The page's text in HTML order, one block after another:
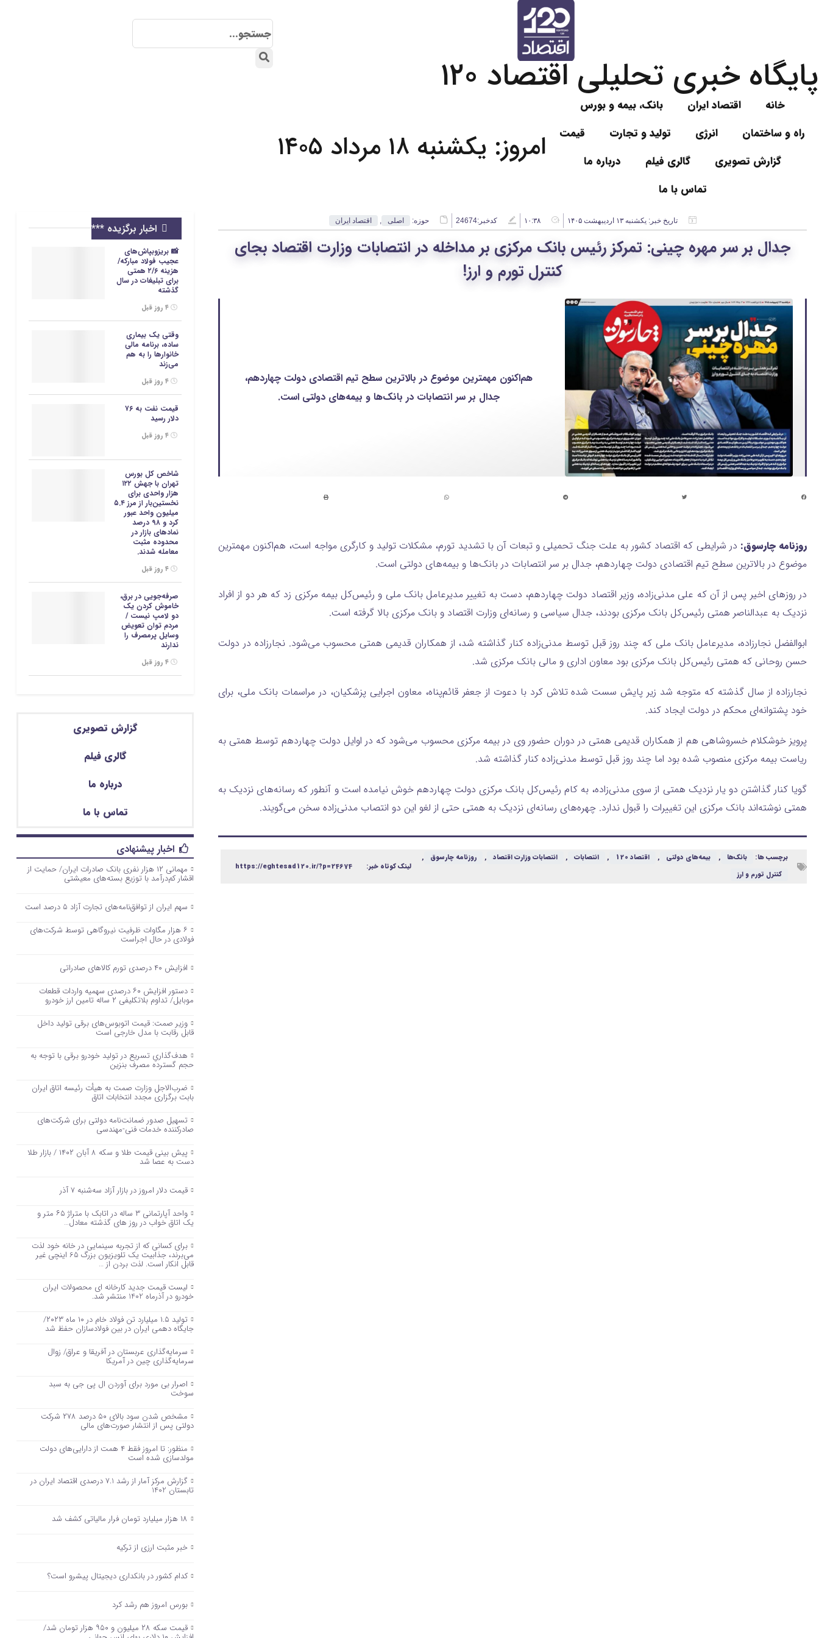
پایگاه خبری تحلیلی اقتصاد ۱۲۰
خانه اقتصاد ایران
بانک، بیمه و بورس
راه و ساختمان
انرژی تولید و تجارت
قیمت
گزارش تصویری
گالری فیلم
درباره ما
تماس با ما
امروز: یکشنبه ۱۸ مرداد ۱۴۰۵
تاریخ خبر:یکشنبه ۱۳ اردیبهشت ۱۴۰۵ ۱۰:۳۸ کدخبر:24674 حوزه: اصلی , اقتصاد ایران
جدال بر سر مهره چینی: تمرکز رئیس بانک مرکزی بر مداخله در انتصابات وزارت اقتصاد بجای
کنترل تورم و ارز!
هم‌اکنون مهمترین موضوع در بالاترین سطح تیم اقتصادی دولت چهاردهم،
جدال بر سر انتصابات در بانک‌ها و بیمه‌های دولتی است.
روزنامه چارسوق: در شرایطی که اقتصاد کشور به علت جنگ تحمیلی و تبعات آن با تشدید تورم، مشکلات تولید و کارگری مواجه است، هم‌اکنون مهمترین
موضوع در بالاترین سطح تیم اقتصادی دولت چهاردهم، جدال بر سر انتصابات در بانک‌ها و بیمه‌های دولتی است.
️در روزهای اخیر پس از آن که علی مدنی‌زاده، وزیر اقتصاد دولت چهاردهم، دست به تغییر مدیرعامل بانک ملی و رئیس‌کل بیمه مرکزی زد که هر دو از افراد
نزدیک به عبدالناصر همتی رئیس‌کل بانک مرکزی بودند، جدال سیاسی و رسانه‌ای وزارت اقتصاد و بانک مرکزی بالا گرفته است.
️ابوالفضل نجارزاده، مدیرعامل بانک ملی که چند روز قبل توسط مدنی‌زاده کنار گذاشته شد،‌ از همکاران قدیمی همتی محسوب می‌شود. نجارزاده در دولت
حسن روحانی که همتی رئیس‌کل بانک مرکزی بود معاون اداری و مالی بانک مرکزی شد.
️نجارزاده از سال گذشته که متوجه شد زیر پایش سست شده تلاش کرد با دعوت از جعفر قائم‌پناه، معاون اجرایی پزشکیان، در مراسمات بانک ملی، برای
خود پشتوانه‌ای محکم در دولت ایجاد کند.
️پرویز خوشکلام خسروشاهی هم از همکاران قدیمی همتی در دوران حضور وی در بیمه مرکزی محسوب می‌شود که در اوایل دولت چهاردهم توسط همتی به
ریاست بیمه مرکزی منصوب شده بود اما چند روز قبل توسط مدنی‌زاده کنار گذاشته شد.
️گویا کنار گذاشتن دو یار نزدیک همتی از سوی مدنی‌زاده، به کام رئیس‌کل بانک مرکزی دولت چهاردهم خوش نیامده است و آنطور که رسانه‌های نزدیک به
همتی نوشته‌اند بانک مرکزی این تغییرات را قبول ندارد. چهره‌های رسانه‌ای نزدیک به همتی حتی از لغو این دو انتصاب مدنی‌زاده سخن می‌گویند.
برچسب ها: بانک‌ها , بیمه‌های دولتی , اقتصاد 120 , انتصابات , انتصابات وزارت اقتصاد , روزنامه چارسوق
,
کنترل تورم و ارز
لینک کوتاه خبر: https://eghtesad120.ir/?p=24674
اخبار برگزیده ***
📸 بریزوبپاش‌های
عجیب فولاد مبارکه/
هزینه ۲/۶ همتی
برای تبلیغات در سال
گذشته
۴ روز قبل
وقتی یک بیماری
ساده، برنامه مالی
خانوارها را به هم
می‌زند
۴ روز قبل
قیمت نفت به ۷۶
دلار رسید
۴ روز قبل
شاخص کل بورس
تهران با جهش ۱۲۲
هزار واحدی برای
نخستین‌بار از مرز ۵.۴
میلیون واحد عبور
کرد و ۹۸ درصد
نمادهای بازار در
محدوده مثبت
معامله شدند.
۴ روز قبل
صرفه‌جویی در برق،
خاموش کردن یک
دو لامپ نیست /
مردم توان تعویض
وسایل پرمصرف را
ندارند
۴ روز قبل
گزارش تصویری
گالری فیلم
درباره ما
تماس با ما
اخبار پیشنهادی
مهمانی ۱۲ هزار نفری بانک صادرات ایران/ حمایت از
اقشار کم‌درآمد با توزیع بسته‌های معیشتی
سهم ایران از توافق‌نامه‌های تجارت آزاد ۵ درصد است
۶ هزار مگاوات ظرفیت نیروگاهی توسط شرکت‌های
فولادی در حال اجراست
افزایش ۴۰ درصدی تورم کالاهای صادراتی
دستور افزایش ۶۰ درصدی سهمیه واردات قطعات
موبایل/ تداوم بلاتکلیفی ۲ ساله تامین ارز خودرو
وزیر صمت: قیمت اتوبوس‌های برقی تولید داخل
قابل رقابت با مدل خارجی است
هدف‌گذاریِ تسریع در تولید خودرو‌ برقی با توجه به
حجم گسترده مصرف‌ بنزین‌
ضرب‌الاجل وزارت صمت به هیأت رئیسه اتاق‌ ایران
بابت برگزاری مجدد انتخابات اتاق
تسهیل صدور ضمانت‌نامه دولتی برای شرکت‌های
صادرکننده خدمات فنی-مهندسی
پیش بینی قیمت طلا و سکه ۸ آبان ۱۴۰۲ / بازار طلا
دست‌ به عصا شد
قیمت دلار امروز در بازار آزاد سه‌شنبه ۷ آذر
واحد آپارتمانی ۳ ساله در اتابک با متراژ ۶۵ متر و
یک اتاق خواب در روز های گذشته معادل…
برای کسانی که از تجربه سینمایی در خانه خود لذت
می‌برند، جذابیت یک تلویزیون بزرگ 65 اینچی غیر
قابل انکار است. لذت بردن از …
لیست قیمت جدید کارخانه ای محصولات ایران
خودرو در آذرماه 1402 منتشر شد.
تولید ۱.۵ میلیارد تن فولاد خام در ۱۰ ماه ۲۰۲۳/
جایگاه دهمی ایران در بین فولادسازان حفظ شد
سرمایه‌گذاری عربستان در آفریقا و عراق/ زوال
سرمایه‌گذاری چین در آمریکا
اصرار بی مورد برای آوردن ال پی جی به سبد
سوخت
مشخص شدن سود بالای ۵۰ درصد ۲۷۸ شرکت
دولتی پس از انتشار صورت‌های مالی
منظور: تا امروز فقط ۴ همت از دارایی‌های دولت
مولدسازی شده است
گزارش مرکز آمار از رشد 7.1 درصدی اقتصاد ایران در
تابستان 1402
۱۸ هزار میلیارد تومان فرار مالیاتی کشف شد
خبر مثبت ارزی از ترکیه
کدام کشور در بانکداری دیجیتال پیشرو است؟
بورس امروز هم رشد کرد
قیمت سکه ۲۸ میلیون و ۹۵۰ هزار تومان شد/